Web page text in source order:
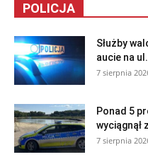
POLICJA
Służby
aucie na
7 sierpnia
Ponad 5
wyciągnął
7 sierpnia